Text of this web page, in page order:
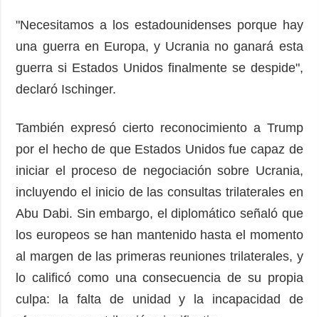
"Necesitamos a los estadounidenses porque hay
una guerra en Europa, y Ucrania no ganará esta
guerra si Estados Unidos finalmente se despide",
declaró Ischinger.
También expresó cierto reconocimiento a Trump
por el hecho de que Estados Unidos fue capaz de
iniciar el proceso de negociación sobre Ucrania,
incluyendo el inicio de las consultas trilaterales en
Abu Dabi. Sin embargo, el diplomático señaló que
los europeos se han mantenido hasta el momento
al margen de las primeras reuniones trilaterales, y
lo calificó como una consecuencia de su propia
culpa: la falta de unidad y la incapacidad de